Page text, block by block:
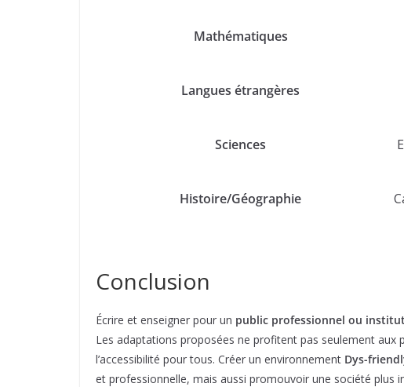
Mathématiques
Langues étrangères
Sciences
Histoire/Géographie
Conclusion
Écrire et enseigner pour un public professionnel ou
Les adaptations proposées ne profitent pas seulement
l’accessibilité pour tous. Créer un environnement Dys-
et professionnelle, mais aussi promouvoir une société plus